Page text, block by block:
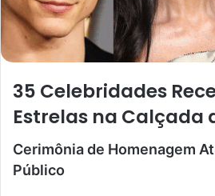
35 Celebridades
Estrelas na Calçada
Cerimônia de Homenagem
Público